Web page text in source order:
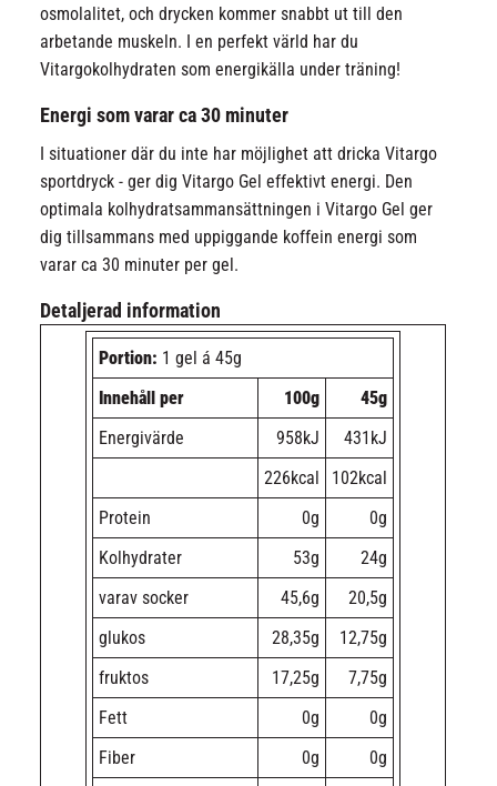
osmolalitet, och drycken kommer snabbt ut till den
arbetande muskeln. I en perfekt värld har du
Vitargokolhydraten som energikälla under träning!
Energi som varar ca 30 minuter
I situationer där du inte har möjlighet att dricka Vitargo
sportdryck - ger dig Vitargo Gel effektivt energi. Den
optimala kolhydratsammansättningen i Vitargo Gel ger
dig tillsammans med uppiggande koffein energi som
varar ca 30 minuter per gel.
Detaljerad information
Portion: 1 gel á 45g
Innehåll per
100g
45g
Energivärde
958kJ
431kJ
226kcal
102kcal
Protein
0g
0g
Kolhydrater
53g
24g
varav socker
45,6g
20,5g
glukos
28,35g
12,75g
fruktos
17,25g
7,75g
Fett
0g
0g
Fiber
0g
0g